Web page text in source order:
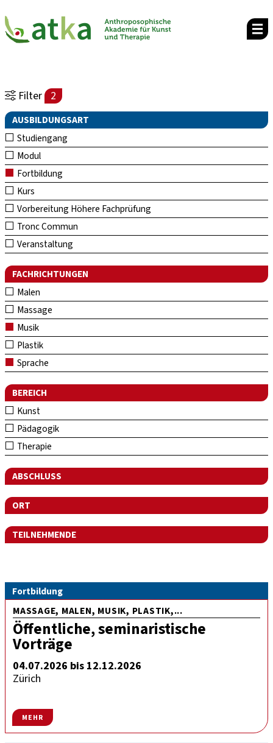
Filter 2
AUSBILDUNGSART
Studiengang
Modul
Fortbildung
Kurs
Vorbereitung Höhere Fachprüfung
Tronc Commun
Veranstaltung
FACHRICHTUNGEN
Malen
Massage
Musik
Plastik
Sprache
BEREICH
Kunst
Pädagogik
Therapie
ABSCHLUSS
ORT
TEILNEHMENDE
Fortbildung
MASSAGE, MALEN, MUSIK, PLASTIK,...
Öffentliche, seminaristische
Vorträge
04.07.2026 bis 12.12.2026
Zürich
MEHR